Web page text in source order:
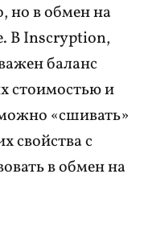
но в обмен на
В Inscryption,
баланс
стоимостью и
«сшивать»
свойства с
в обмен на